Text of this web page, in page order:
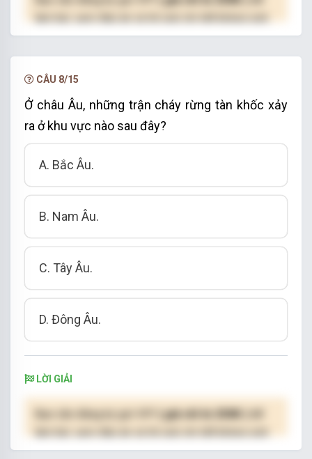
hạn.
CÂU 8/15
Ở châu Âu, những trận cháy rừng tàn khốc xảy
ra ở khu vực nào sau đây?
A. Bắc Âu.
B. Nam Âu.
C. Tây Âu.
D. Đông Âu.
LỜI GIẢI
( giá chỉ từ 250K )
hạn.